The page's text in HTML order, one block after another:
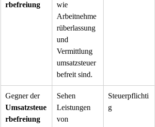
rbefreiung
wie
Arbeitnehme
rüberlassung
und
Vermittlung
umsatzsteuer
befreit sind.
Gegner der
Umsatzsteue
rbefreiung
Sehen
Leistungen
von
Steuerpflichti
g